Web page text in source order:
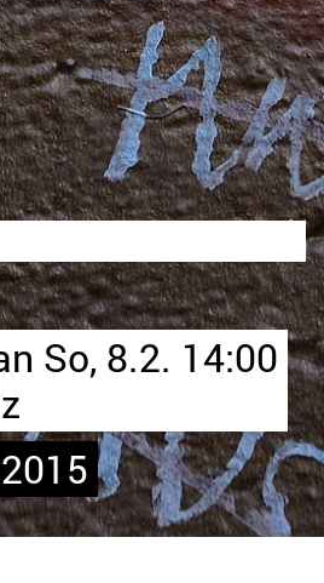
So, 8.2. 14:00